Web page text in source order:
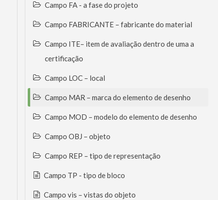
Campo FA - a fase do projeto
Campo FABRICANTE – fabricante do material
Campo ITE– item de avaliação dentro de uma a
certificação
Campo LOC – local
Campo MAR – marca do elemento de desenho
Campo MOD – modelo do elemento de desenho
Campo OBJ – objeto
Campo REP – tipo de representação
Campo TP - tipo de bloco
Campo vis – vistas do objeto